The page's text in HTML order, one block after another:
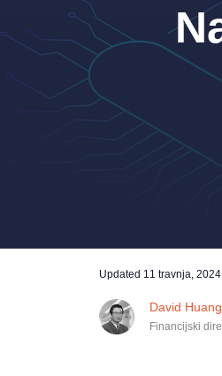
Updated 11 travnja, 2024
David Huang
Financijski